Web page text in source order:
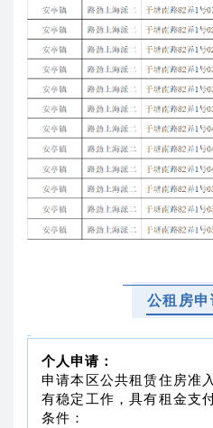
公租房
个人申请：
申请本区公共租赁住房准
有稳定工作，具有租金支
条件：